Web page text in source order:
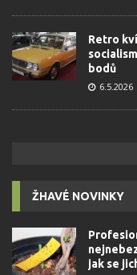
Retro
bodů
6.5.2026
ŽHAVÉ NOVINKY
jak se